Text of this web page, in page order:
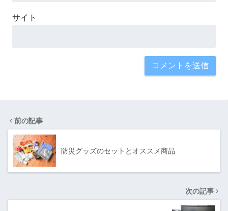
サイト
前の記事
防災グッズのセットとオススメ商品
次の記事